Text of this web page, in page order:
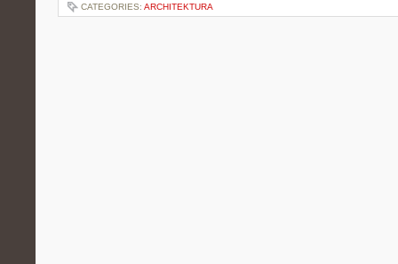
CATEGORIES: ARCHITEKTURA